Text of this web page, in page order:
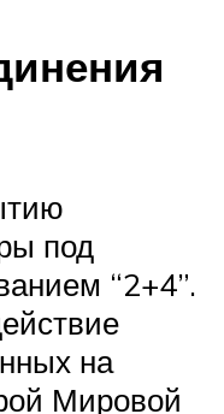
под
“2+4”.
на
Мировой